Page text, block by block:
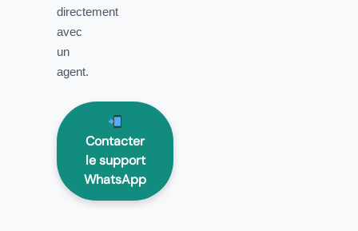
directement
avec
un
agent.
Contacter
le support
WhatsApp